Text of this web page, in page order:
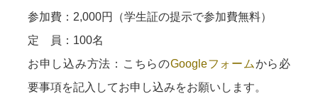
参加費：2,000円（学生証の提示で参加費無料）
定 員：100名
お申し込み方法：こちらのGoogleフォームから必
要事項を記入してお申し込みをお願いします。